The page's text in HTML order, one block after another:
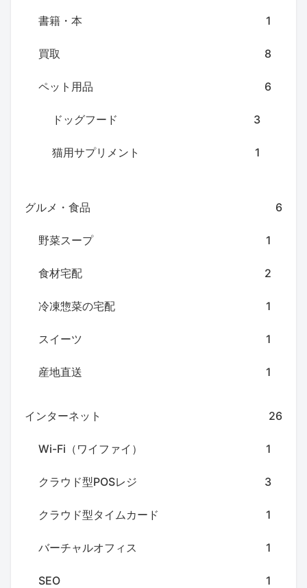
書籍・本 1
買取 8
ペット用品 6
ドッグフード 3
猫用サプリメント 1
グルメ・食品 6
野菜スープ 1
食材宅配 2
冷凍惣菜の宅配 1
スイーツ 1
産地直送 1
インターネット 26
Wi-Fi（ワイファイ） 1
クラウド型POSレジ 3
クラウド型タイムカード 1
バーチャルオフィス 1
SEO 1